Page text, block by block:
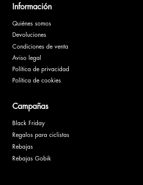
Información
Quiénes somos
Devoluciones
Condiciones de venta
Aviso legal
Política de privacidad
Política de cookies
Campañas
Black Friday
Regalos para ciclistas
Rebajas
Rebajas Gobik